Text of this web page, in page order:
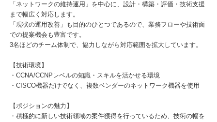
「ネットワークの維持運用」を中心に、設計・構築・評価・技術支援
まで幅広く対応します。
「現状の運用改善」も目的のひとつであるので、業務フローや技術面
での提案機会も豊富です。
3名ほどのチーム体制で、協力しながら対応範囲を拡大しています。
【技術環境】
・CCNA/CCNPレベルの知識・スキルを活かせる環境
・CISCO機器だけでなく、複数ベンダーのネットワーク機器を使用
【ポジションの魅力】
・積極的に新しい技術領域の案件獲得を行っているため、技術の幅を